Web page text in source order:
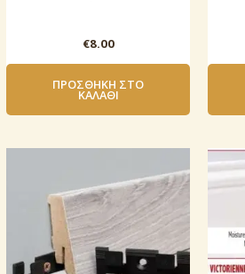
€8.00
ΠΡΟΣΘΉΚΗ ΣΤΟ
ΚΑΛΆΘΙ